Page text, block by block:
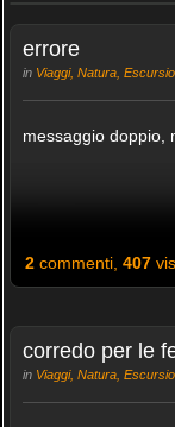
errore
in Viaggi, Natura,
messaggio doppio,
2commenti, 407
corredo per le
in Viaggi, Natura,